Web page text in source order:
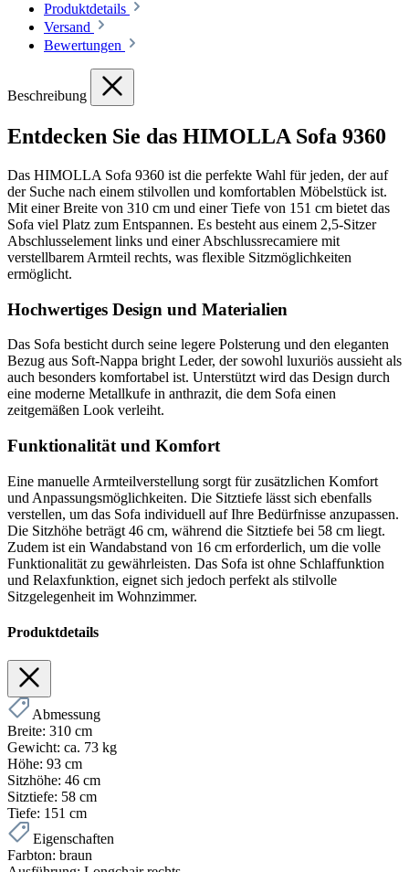
Produktdetails
Versand
Bewertungen
Beschreibung
Entdecken Sie das HIMOLLA Sofa 9360
Das HIMOLLA Sofa 9360 ist die perfekte Wahl für jeden, der auf
der Suche nach einem stilvollen und komfortablen Möbelstück ist.
Mit einer Breite von 310 cm und einer Tiefe von 151 cm bietet das
Sofa viel Platz zum Entspannen. Es besteht aus einem 2,5-Sitzer
Abschlusselement links und einer Abschlussrecamiere mit
verstellbarem Armteil rechts, was flexible Sitzmöglichkeiten
ermöglicht.
Hochwertiges Design und Materialien
Das Sofa besticht durch seine legere Polsterung und den eleganten
Bezug aus Soft-Nappa bright Leder, der sowohl luxuriös aussieht als
auch besonders komfortabel ist. Unterstützt wird das Design durch
eine moderne Metallkufe in anthrazit, die dem Sofa einen
zeitgemäßen Look verleiht.
Funktionalität und Komfort
Eine manuelle Armteilverstellung sorgt für zusätzlichen Komfort
und Anpassungsmöglichkeiten. Die Sitztiefe lässt sich ebenfalls
verstellen, um das Sofa individuell auf Ihre Bedürfnisse anzupassen.
Die Sitzhöhe beträgt 46 cm, während die Sitztiefe bei 58 cm liegt.
Zudem ist ein Wandabstand von 16 cm erforderlich, um die volle
Funktionalität zu gewährleisten. Das Sofa ist ohne Schlaffunktion
und Relaxfunktion, eignet sich jedoch perfekt als stilvolle
Sitzgelegenheit im Wohnzimmer.
Produktdetails
Abmessung
Breite: 310 cm
Gewicht: ca. 73 kg
Höhe: 93 cm
Sitzhöhe: 46 cm
Sitztiefe: 58 cm
Tiefe: 151 cm
Eigenschaften
Farbton: braun